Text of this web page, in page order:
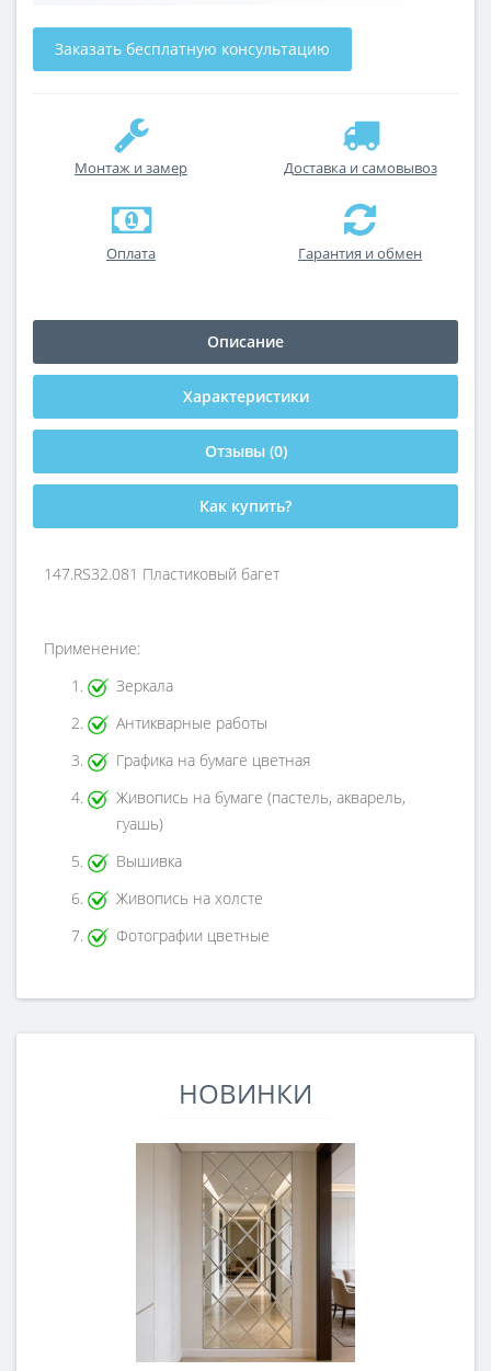
Заказать бесплатную консультацию
Монтаж и замер Доставка и самовывоз
Оплата Гарантия и обмен
Описание
Характеристики
Отзывы (0)
Как купить?
147.RS32.081 Пластиковый багет
Применение:
Зеркала
Антикварные работы
Графика на бумаге цветная
Живопись на бумаге (пастель, акварель,
гуашь)
Вышивка
Живопись на холсте
Фотографии цветные
НОВИНКИ